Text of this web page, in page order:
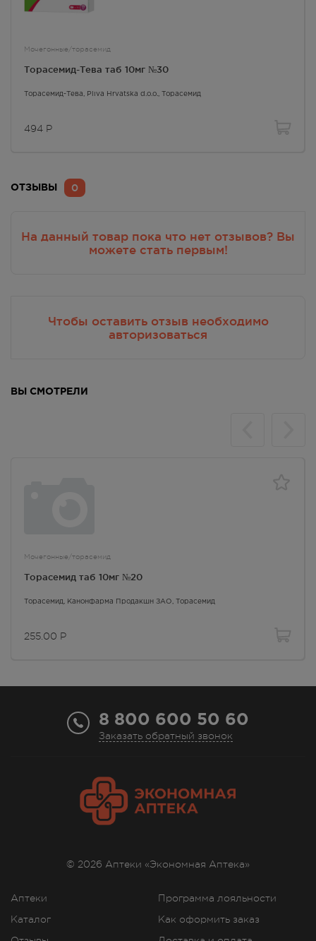
Мочегонные/торасемид
Торасемид-Тева таб 10мг №30
Торасемид-Тева , Pliva Hrvatska d.o.o., Торасемид
494 Р
0
ОТЗЫВЫ
Чтобы оставить отзыв необходимо
авторизоваться
На данный товар пока что нет отзывов? Вы
можете стать первым!
ВЫ СМОТРЕЛИ
Мочегонные/торасемид
Торасемид таб 10мг №20
Торасемид, Канонфарма Продакшн ЗАО, Торасемид
255.00 Р
8 800 600 50 60
Заказать обратный звонок
Аптеки
Каталог
Программа лояльности
Как оформить заказ
© 2026 Аптеки «Экономная Аптека»